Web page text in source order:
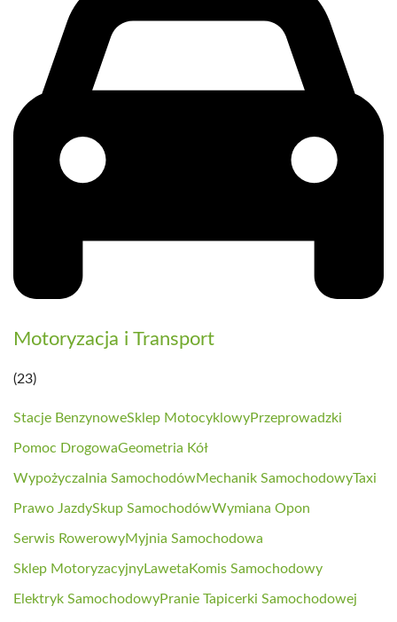
Motoryzacja i Transport
(23)
Stacje BenzynoweSklep MotocyklowyPrzeprowadzki
Pomoc DrogowaGeometria Kół
Wypożyczalnia SamochodówMechanik SamochodowyTaxi
Prawo JazdySkup SamochodówWymiana Opon
Serwis RowerowyMyjnia Samochodowa
Sklep MotoryzacyjnyLaweta Komis Samochodowy
Elektryk SamochodowyPranie Tapicerki Samochodowej